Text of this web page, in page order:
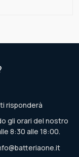
risponderà
gli orari del nostro
8:30 alle 18:00.